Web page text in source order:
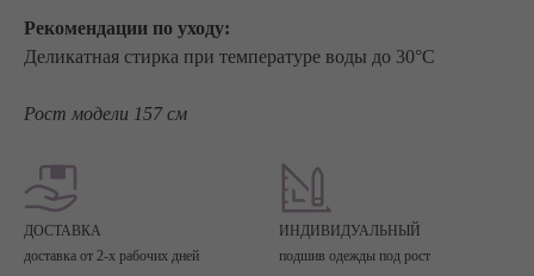
Рекомендации по уходу:
Деликатная стирка при температуре воды до 30°C
Рост модели 157 см
ДОСТАВКА
доставка от 2-х рабочих дней
ИНДИВИДУАЛЬНЫЙ
подшив одежды под рост